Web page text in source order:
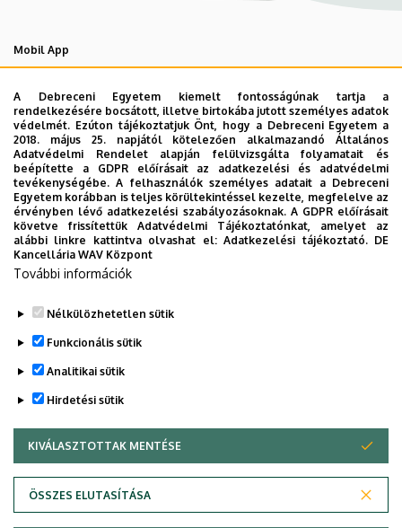
Mobil App
UD Studyversity app
Engedd meg, hogy figyelmedbe ajánljuk a Debreceni
Egyetem új applikációját, melyet hallgatói számára
készített. Az alkalmazás bevezetésével célunk, hogy
segítsünk eligazodni az egyetemi mindennapokban, a
tanulmányaiddal kapcsolatban gyorsan elérhető
információkat biztosítsunk, útmutatót adjunk az egyetemi
évek során felmerülő helyzetekkel, kérdésekkel
kapcsolatban, továbbá „zsebközelbe” hozzuk az Egyetem
és Debrecen város kulturális és sport életét.
A Debreceni Egyetem kiemelt fontosságúnak tartja a
rendelkezésére bocsátott, illetve birtokába jutott személyes adatok
védelmét. Ezúton tájékoztatjuk Önt, hogy a Debreceni Egyetem a
2018. május 25. napjától kötelezően alkalmazandó Általános
Adatvédelmi Rendelet alapján felülvizsgálta folyamatait és
beépítette a GDPR előírásait az adatkezelési és adatvédelmi
tevékenységébe. A felhasználók személyes adatait a Debreceni
Egyetem korábban is teljes körültekintéssel kezelte, megfelelve az
érvényben lévő adatkezelési szabályozásoknak. A GDPR előírásait
követve frissítettük Adatvédelmi Tájékoztatónkat, amelyet az
alábbi linkre kattintva olvashat el:Adatkezelési tájékoztató. DE
Kancellária WAV Központ
További információk
Nélkülözhetetlen sütik
Funkcionális sütik
Analitikai sütik
Hirdetési sütik
KIVÁLASZTOTTAK MENTÉSE
ÖSSZES ELUTASÍTÁSA
WITHDRAW CONSENT